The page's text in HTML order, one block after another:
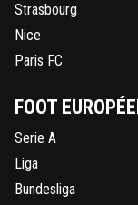
Strasbourg
Nice
Paris FC
FOOT
Serie A
Liga
Bundesliga